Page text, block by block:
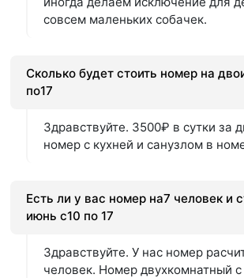
совсем маленьких собачек.
Сколько будет стоить номер на
по17
Здравствуйте. 3500₽ в сутки за
номер с кухней и санузлом в
Есть ли у вас номер на7 человек и
июнь с10 по 17
Здравствуйте. У нас номер
человек. Номер двухкомнатный с